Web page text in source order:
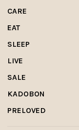
CARE
EAT
SLEEP
LIVE
SALE
KADOBON
PRELOVED